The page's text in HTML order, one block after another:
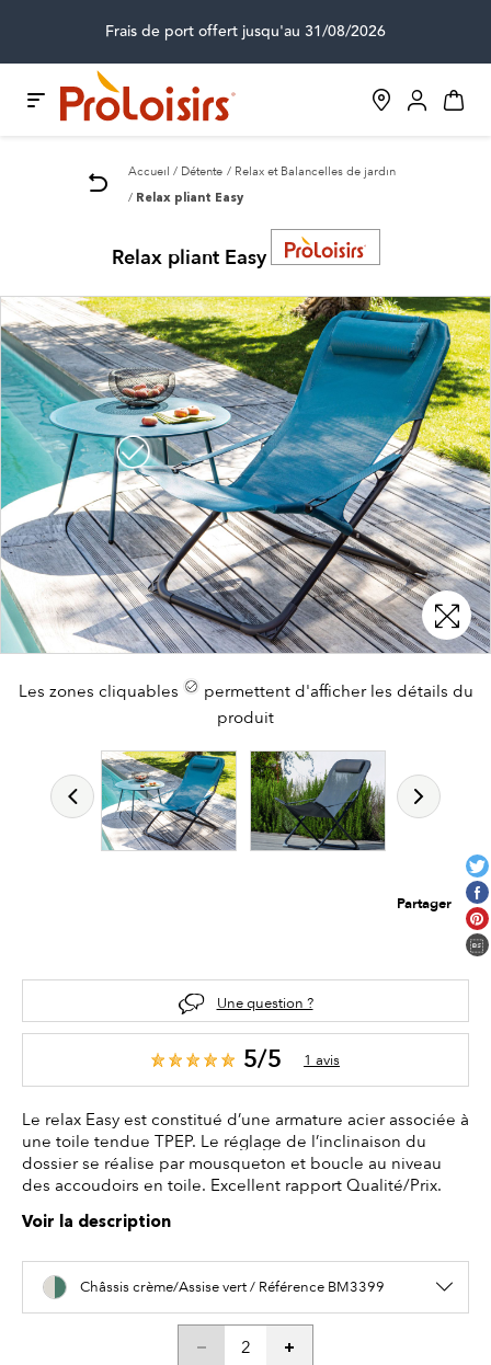
Frais de port offert jusqu'au 31/08/2026
Accueil Détente Relax et Balancelles de jardin
Relax pliant Easy
Relax pliant Easy
Les zones cliquables
permettent d'afficher les détails du
produit
Partager
Une question ?
5/5 1 avis
Le relax Easy est constitué d’une armature acier associée à
une toile tendue TPEP. Le réglage de l’inclinaison du
dossier se réalise par mousqueton et boucle au niveau
des accoudoirs en toile. Excellent rapport Qualité/Prix.
Voir la description
Châssis crème/Assise vert / Référence BM3399